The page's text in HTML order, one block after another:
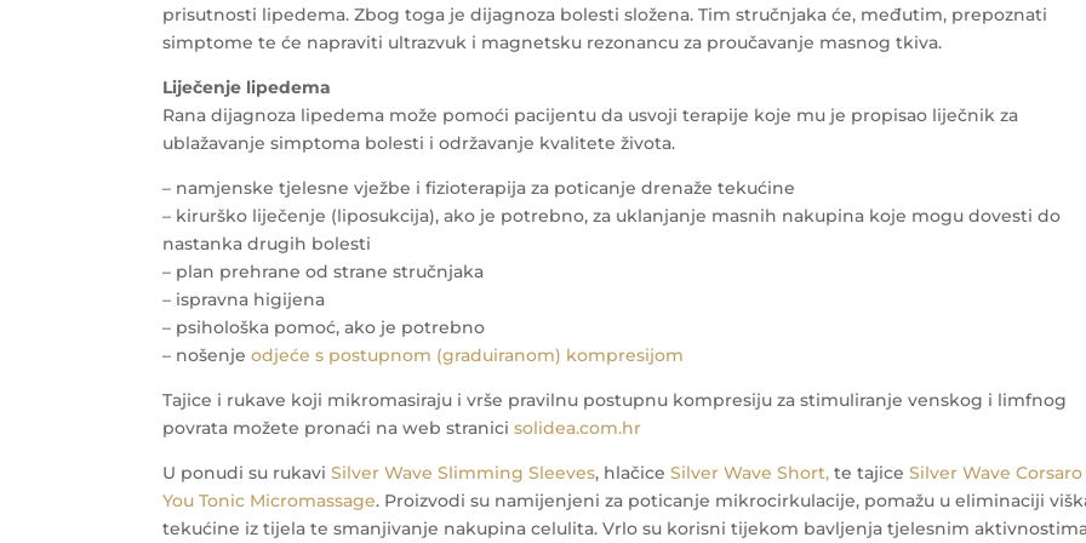
prisutnosti lipedema. Zbog toga je dijagnoza bolesti složena. Tim stručnjaka će, međutim, prepoznati
simptome te će napraviti ultrazvuk i magnetsku rezonancu za proučavanje masnog tkiva.
Liječenje lipedema
Rana dijagnoza lipedema može pomoći pacijentu da usvoji terapije koje mu je propisao liječnik za
ublažavanje simptoma bolesti i održavanje kvalitete života.
– namjenske tjelesne vježbe i fizioterapija za poticanje drenaže tekućine
– kirurško liječenje (liposukcija), ako je potrebno, za uklanjanje masnih nakupina koje mogu dovesti do
nastanka drugih bolesti
– plan prehrane od strane stručnjaka
– ispravna higijena
– psihološka pomoć, ako je potrebno
– nošenjeodjeće s postupnom (graduiranom) kompresijom
Tajice i rukave koji mikromasiraju i vrše pravilnu postupnu kompresiju za stimuliranje venskog i limfnog
povrata možete pronaći na web stranicisolidea.com.hr
U ponudi su rukaviSilver Wave Slimming Sleeves, hlačiceSilver Wave Short, te tajiceSilver Wave Corsaro
You Tonic Micromassage. Proizvodi su namijenjeni za poticanje mikrocirkulacije, pomažu u eliminaciji
tekućine iz tijela te smanjivanje nakupina celulita. Vrlo su korisni tijekom bavljenja tjelesnim